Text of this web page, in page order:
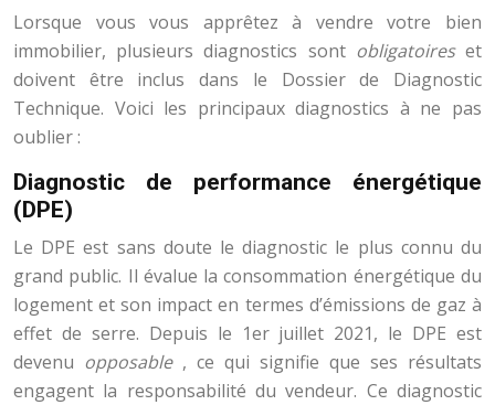
Lorsque vous vous apprêtez à vendre votre bien
immobilier, plusieurs diagnostics sont obligatoireset
doivent être inclus dans le Dossier de Diagnostic
Technique. Voici les principaux diagnostics à ne pas
oublier :
Diagnostic de performance énergétique
(DPE)
Le DPE est sans doute le diagnostic le plus connu du
grand public. Il évalue la consommation énergétique du
logement et son impact en termes d’émissions de gaz à
effet de serre. Depuis le 1er juillet 2021, le DPE est
devenu opposable , ce qui signifie que ses résultats
engagent la responsabilité du vendeur. Ce diagnostic